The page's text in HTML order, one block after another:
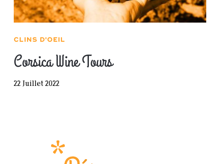
CLINS D'OEIL
Corsica Wine Tours
22 Juillet 2022